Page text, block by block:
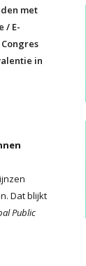
met
/ E-
in
Dat blijkt
Public